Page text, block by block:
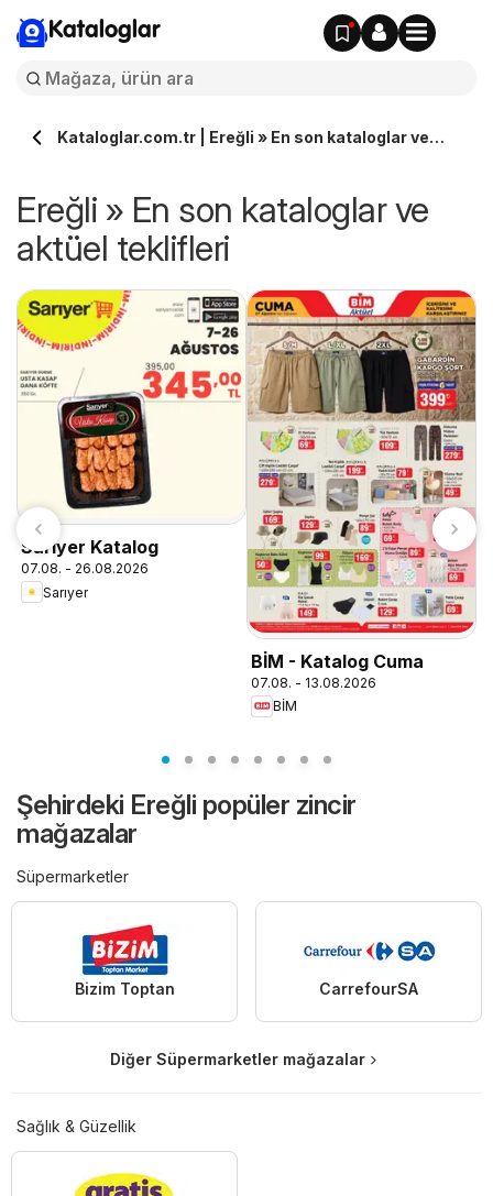
Kataloglar
Kataloglar.com.tr | Ereğli » En son kataloglar ve
Ereğli » En son kataloglar ve
aktüel teklifleri
Sarıyer Katalog
07.08. - 26.08.2026
Sarıyer
BİM - Katalog Cuma
07.08. - 13.08.2026
BİM
Şehirdeki Ereğli popüler zincir
mağazalar
Süpermarketler
Bizim Toptan CarrefourSA
Diğer Süpermarketler mağazalar
Sağlık & Güzellik